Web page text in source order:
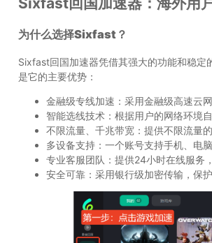
为什么选择Sixfast？
Sixfast回国加速器凭借其强大的功能和稳定
是它的主要优势：
金融级专线加速：采用金融级高速云
智能选线技术：根据用户的网络环境
不限流量、千兆带宽：提供不限流量
多设备支持：一个账号支持手机、电
专业客服团队：提供24小时在线服务
安全可靠：采用银行级加密传输，保护